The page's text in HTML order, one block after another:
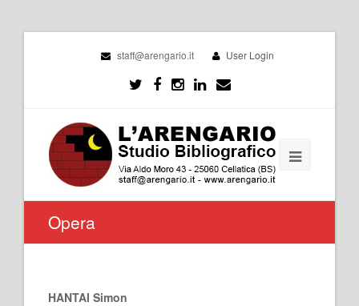
staff@arengario.it User Login
Opera
HANTAI Simon